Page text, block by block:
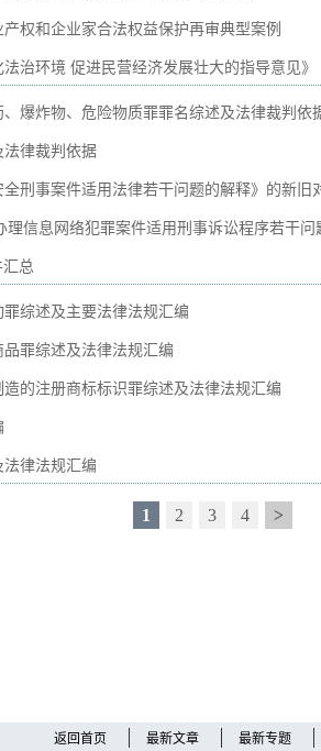
权和企业家合法权益保护再审典型案例
治环境 促进民营经济发展壮大的指导意见》
爆炸物、危险物质罪罪名综述及法律裁判依
律裁判依据
全刑事案件适用法律若干问题的解释》的新旧
理信息网络犯罪案件适用刑事诉讼程序若干
总
综述及主要法律法规汇编
罪综述及法律法规汇编
的注册商标标识罪综述及法律法规汇编
律法规汇编
1 2 3 4 >
返回首页 最新文章 最新专题